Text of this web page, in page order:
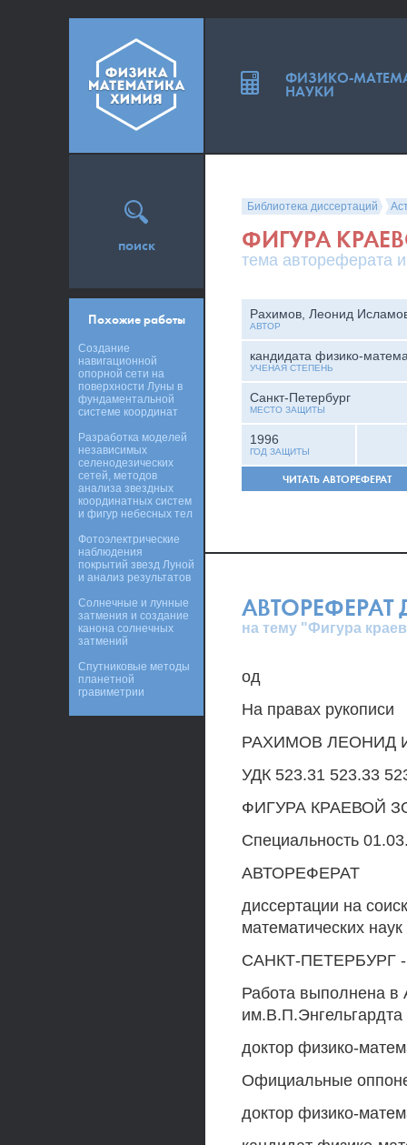
Библиотека диссертаций
ФИГУРА
тема автореферата
Рахимов, Леонид
АВТОР
кандидата физико-
УЧЕНАЯ СТЕПЕНЬ
Санкт-Петербург
МЕСТО ЗАЩИТЫ
1996
ГОД ЗАЩИТЫ
ЧИТАТЬ АВТОРЕФЕРАТ
АВТОРЕФЕРАТ
на тему "Фигура
од
На правах рукописи
РАХИМОВ ЛЕОНИД
УДК 523.31 523.33
ФИГУРА КРАЕВОЙ
Специальность
АВТОРЕФЕРАТ
диссертации на
математических наук
САНКТ-ПЕТЕРБУРГ -
Работа выполнена в
доктор физико-
Официальные
доктор физико-
поиск
Похожие работы
Создание
навигационной
опорной сети на
поверхности Луны в
фундаментальной
системе координат
Разработка моделей
независимых
селенодезических
сетей, методов
анализа звездных
координатных систем
и фигур небесных тел
Фотоэлектрические
наблюдения
покрытий звезд Луной
и анализ результатов
Солнечные и лунные
затмения и создание
канона солнечных
затмений
Спутниковые методы
планетной
гравиметрии
ФИЗИКО-
НАУКИ